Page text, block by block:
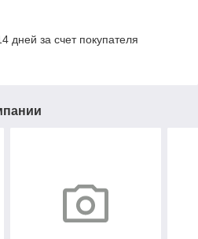
дней за счет покупателя